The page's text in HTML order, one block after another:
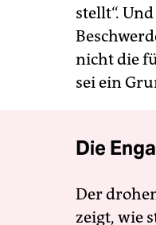
stellt“.
nicht die
sei ein
Die
Der
zeigt, wie